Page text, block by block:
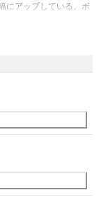
にアップしている。ボ
グ、ハッチバックと
可変バルブリフト(バ
ション、電子制動力配
中でもっとも売れた
台を販売し、累計台